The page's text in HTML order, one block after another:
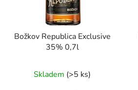
Božkov Republica Exclusive
35% 0,7l
Skladem (>5 ks)